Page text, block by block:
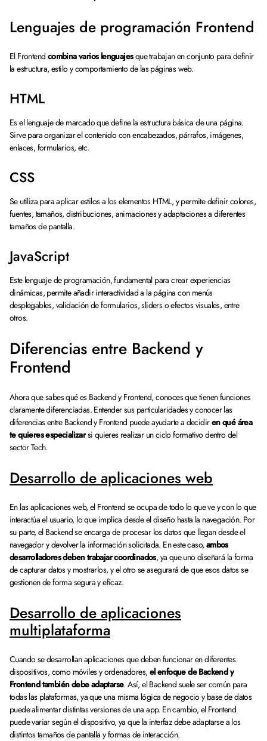
Lenguajes de programación Frontend
El Frontend combina varios lenguajesque trabajan en conjunto para definir
la estructura, estilo y comportamiento de las páginas web.
HTML
Es el lenguaje de marcado que define la estructura básica de una página.
Sirve para organizar el contenido con encabezados, párrafos, imágenes,
enlaces, formularios, etc.
CSS
Se utiliza para aplicar estilos a los elementos HTML, y permite definir colores,
fuentes, tamaños, distribuciones, animaciones y adaptaciones a diferentes
tamaños de pantalla.
JavaScript
Este lenguaje de programación, fundamental para crear experiencias
dinámicas, permite añadir interactividad a la página con menús
desplegables, validación de formularios, sliders o efectos visuales, entre
otros.
Diferencias entre Backend y
Frontend
Ahora que sabes qué es Backend y Frontend, conoces que tienen funciones
claramente diferenciadas. Entender sus particularidades y conocer las
diferencias entre Backend y Frontend puede ayudarte a decidiren qué área
te quieres especializarsi quieres realizar un ciclo formativo dentro del
sector Tech.
Desarrollo de aplicaciones web
En las aplicaciones web, el Frontend se ocupa de todo lo que ve y con lo que
interactúa el usuario, lo que implica desde el diseño hasta la navegación. Por
su parte, el Backend se encarga de procesar los datos que llegan desde el
navegador y devolver la información solicitada. En este caso, ambos
desarrolladores deben trabajar coordinados, ya que uno diseñará la forma
de capturar datos y mostrarlos, y el otro se asegurará de que esos datos se
gestionen de forma segura y eficaz.
Desarrollo de aplicaciones
multiplataforma
Cuando se desarrollan aplicaciones que deben funcionar en diferentes
dispositivos, como móviles y ordenadores, el enfoque de Backend y
Frontend también debe adaptarse. Así, el Backend suele ser común para
todas las plataformas, ya que una misma lógica de negocio y base de datos
puede alimentar distintas versiones de una app. En cambio, el Frontend
puede variar según el dispositivo, ya que la interfaz debe adaptarse a los
distintos tamaños de pantalla y formas de interacción.